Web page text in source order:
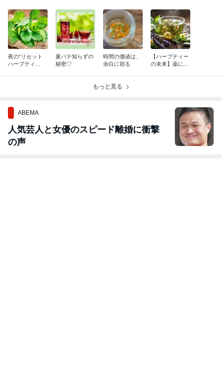
夜の“リセット
ハーブティ
夏バテ知らずの
秘密♡
時間の価値は、
余白に宿る
【ハーブティー
の未来】薬に頼
もっと見る
ABEMA
人気芸人と女優のスピード離婚に衝撃
の声